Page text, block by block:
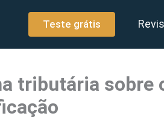
Teste grátis
tributária sobre